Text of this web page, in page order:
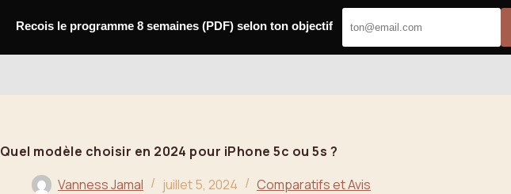
Quel modèle choisir en 2024 pour iPhone 5c ou 5s ?
Vanness Jamal
juillet 5, 2024 Comparatifs et Avis
Recois le programme 8 semaines (PDF) selon ton objectif